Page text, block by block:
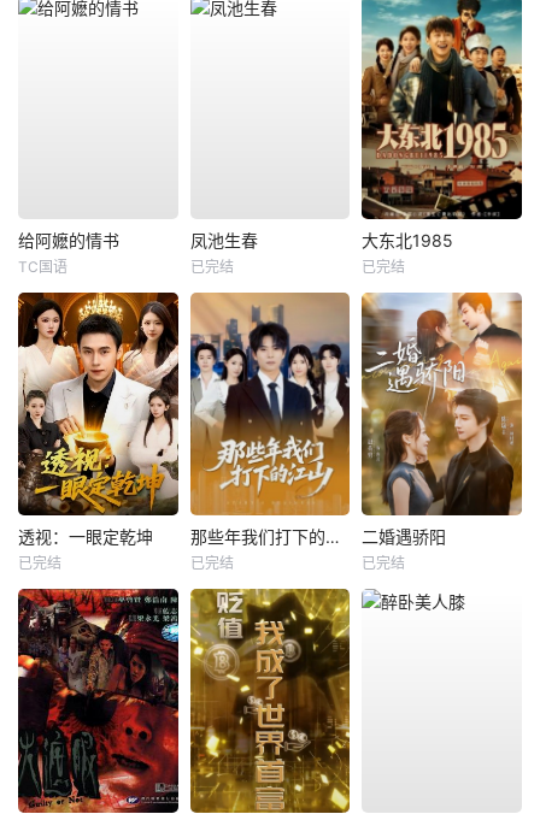
给阿嬷的情书
TC国语
凤池生春
已完结
大东北1985
已完结
透视：一眼定乾坤
已完结
那些年我们打下的江山
已完结
二婚遇骄阳
已完结